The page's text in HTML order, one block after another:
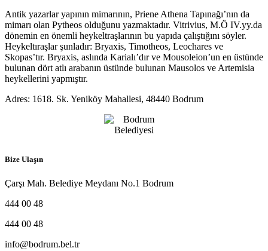
Antik yazarlar yapının mimarının, Priene Athena Tapınağı’nın da
mimarı olan Pytheos olduğunu yazmaktadır. Vitrivius, M.Ö IV.yy.da
dönemin en önemli heykeltraşlarının bu yapıda çalıştığını söyler.
Heykeltıraşlar şunladır: Bryaxis, Timotheos, Leochares ve
Skopas’tır. Bryaxis, aslında Karialı’dır ve Mousoleion’un en üstünde
bulunan dört atlı arabanın üstünde bulunan Mausolos ve Artemisia
heykellerini yapmıştır.
Adres: 1618. Sk. Yeniköy Mahallesi, 48440 Bodrum
Bize Ulaşın
Çarşı Mah. Belediye Meydanı No.1 Bodrum
444 00 48
444 00 48
info@bodrum.bel.tr